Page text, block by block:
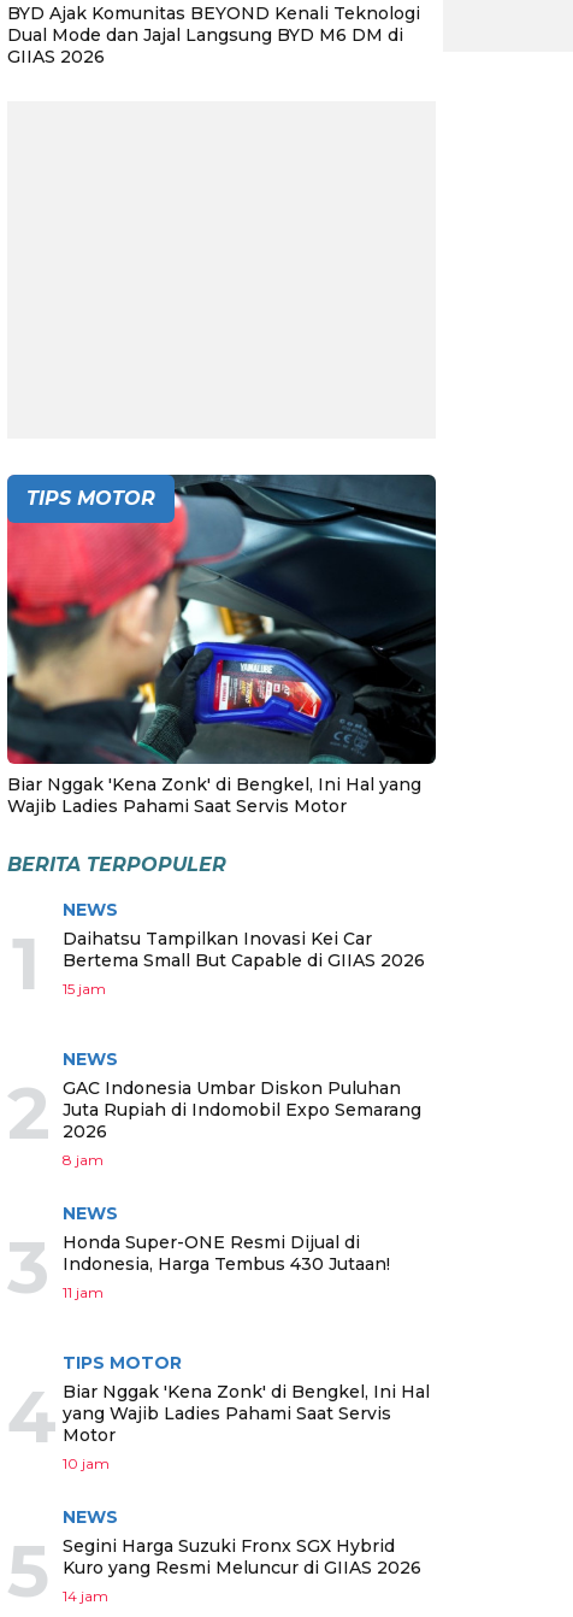
BYD Ajak Komunitas BEYOND Kenali Teknologi
Dual Mode dan Jajal Langsung BYD M6 DM di
GIIAS 2026
TIPS MOTOR
Biar Nggak 'Kena Zonk' di Bengkel, Ini Hal yang
Wajib Ladies Pahami Saat Servis Motor
BERITA TERPOPULER
1
NEWS
Daihatsu Tampilkan Inovasi Kei Car
Bertema Small But Capable di GIIAS 2026
15 jam
2
NEWS
GAC Indonesia Umbar Diskon Puluhan
Juta Rupiah di Indomobil Expo Semarang
2026
8 jam
3
NEWS
Honda Super-ONE Resmi Dijual di
Indonesia, Harga Tembus 430 Jutaan!
11 jam
4
TIPS MOTOR
Biar Nggak 'Kena Zonk' di Bengkel, Ini Hal
yang Wajib Ladies Pahami Saat Servis
Motor
10 jam
5
NEWS
Segini Harga Suzuki Fronx SGX Hybrid
Kuro yang Resmi Meluncur di GIIAS 2026
14 jam